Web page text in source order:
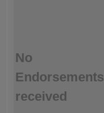
No
Endorsements
received